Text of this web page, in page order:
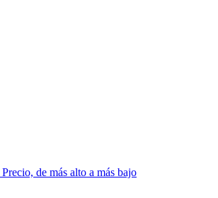
Precio, de más alto a más bajo